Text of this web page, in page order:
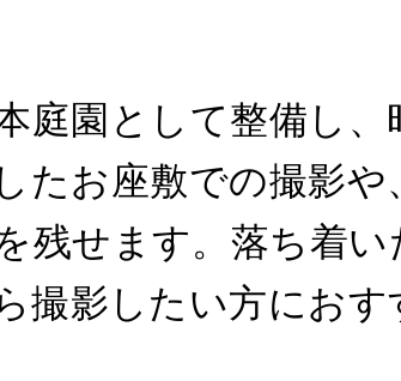
庭園として整備し、
たお座敷での撮影や
残せます。落ち着
撮影したい方におす